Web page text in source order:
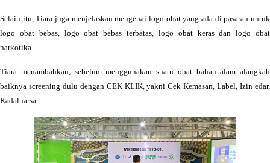
Selain itu, Tiara juga menjelaskan mengenai logo obat yang ada di pasaran untuk
logo obat bebas, logo obat bebas terbatas, logo obat keras dan logo obat
narkotika.
Tiara menambahkan, sebelum menggunakan suatu obat bahan alam alangkah
baiknya screening dulu dengan CEK KLIK, yakni Cek Kemasan, Label, Izin edar,
Kadaluarsa.